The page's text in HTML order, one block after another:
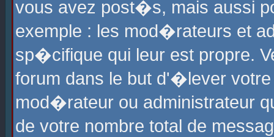
vous avez post�s, mais aussi
exemple : les mod�rateurs et
sp�cifique qui leur est propre.
forum dans le but d'�lever
mod�rateur ou administrateur
de votre nombre total de